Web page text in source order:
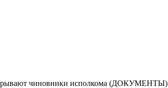
чиновники исполкома (ДОКУМЕНТЫ)